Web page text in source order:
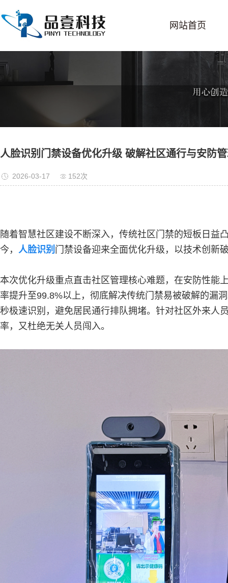
网站首页
人脸识别门禁设备优化升级 破解社区通行与安防
2026-03-17 152次
随着智慧社区建设不断深入，传统社区门禁的短板日益
今， 人脸识别 门禁设备迎来全面优化升级，以技术创新
本次优化升级重点直击社区管理核心难题，在安防性能
率提升至99.8%以上，彻底解决传统门禁易被破解的漏
秒极速识别，避免居民通行排队拥堵。针对社区外来人
率，又杜绝无关人员闯入。